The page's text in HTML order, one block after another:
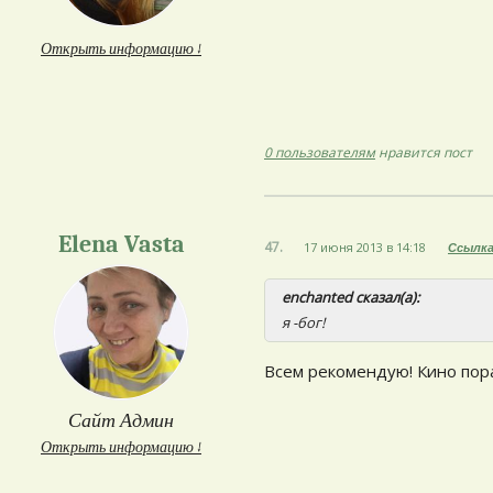
Открыть информацию ↓
0 пользователямнравится пост
Elena Vasta
Сайт Админ
Открыть информацию ↓
47. 17 июня 2013 в 14:18 Ссылка
enchanted сказал(а):
я -бог!
Всем рекомендую! Кино